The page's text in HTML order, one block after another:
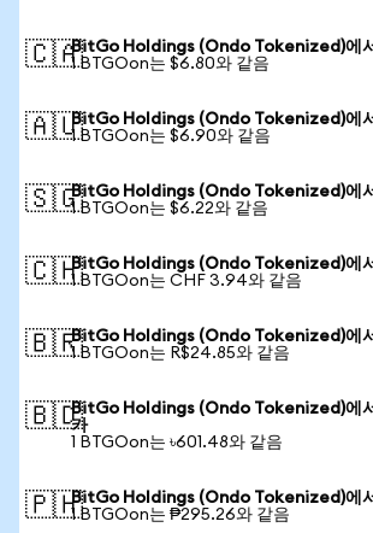
🇨🇦BitGo Holdings (Ondo Tokenized)에
1 BTGOon는 $6.80와 같음
🇦🇺BitGo Holdings (Ondo Tokenized)에
1 BTGOon는 $6.90와 같음
🇸🇬BitGo Holdings (Ondo Tokenized)에
1 BTGOon는 $6.22와 같음
🇨🇭BitGo Holdings (Ondo Tokenized)에
1 BTGOon는 CHF 3.94와 같음
🇧🇷BitGo Holdings (Ondo Tokenized)에
1 BTGOon는 R$24.85와 같음
🇧🇩BitGo Holdings (Ondo Tokenized)에
카
1 BTGOon는 ৳601.48와 같음
🇵🇭BitGo Holdings (Ondo Tokenized)에
1 BTGOon는 ₱295.26와 같음